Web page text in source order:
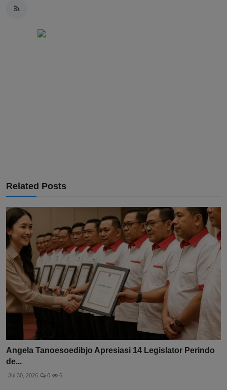
Related Posts
Angela Tanoesoedibjo Apresiasi 14 Legislator Perindo
de...
Jul 30, 2026 0 6